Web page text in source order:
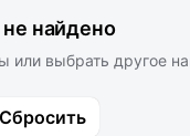
не найдено
или выбрать другое
Сбросить